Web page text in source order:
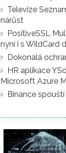
Televize
nárůst
PositiveSSL
nyní i s WildCard
Dokonalá
HR aplikace
Microsoft Azure
Binance